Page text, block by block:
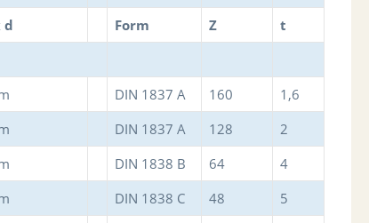
d Form Z t
DIN 1837 A 160
1,6
DIN 1837 A 128
2
DIN 1838 B 64
4
DIN 1838 C 48
5